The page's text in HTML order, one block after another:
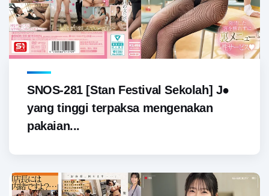
SNOS-281 [Stan Festival Sekolah] J●
yang tinggi terpaksa mengenakan
pakaian...